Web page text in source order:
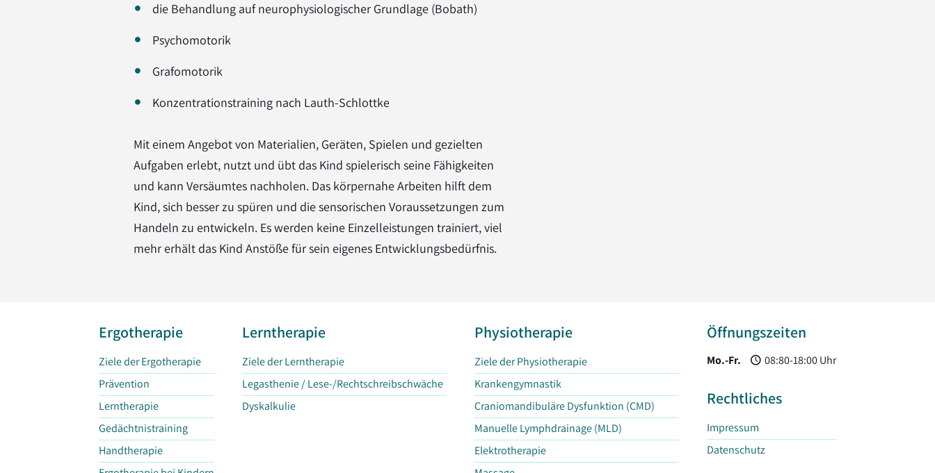
die Behandlung auf neurophysiologischer Grundlage (Bobath)
Psychomotorik
Grafomotorik
Konzentrationstraining nach Lauth-Schlottke
Mit einem Angebot von Materialien, Geräten, Spielen und gezielten
Aufgaben erlebt, nutzt und übt das Kind spielerisch seine Fähigkeiten
und kann Versäumtes nachholen. Das körpernahe Arbeiten hilft dem
Kind, sich besser zu spüren und die sensorischen Voraussetzungen zum
Handeln zu entwickeln. Es werden keine Einzelleistungen trainiert, viel
mehr erhält das Kind Anstöße für sein eigenes Entwicklungsbedürfnis.
Ergotherapie
Ziele der Ergotherapie
Prävention
Lerntherapie
Gedächtnistraining
Handtherapie
Lerntherapie
Ziele der Lerntherapie
Legasthenie / Lese-/Rechtschreibschwäche
Dyskalkulie
Physiotherapie
Ziele der Physiotherapie
Krankengymnastik
Craniomandibuläre Dysfunktion (CMD)
Manuelle Lymphdrainage (MLD)
Elektrotherapie
Öffnungszeiten
Mo.-Fr. 08:80-18:00 Uhr
Rechtliches
Impressum
Datenschutz